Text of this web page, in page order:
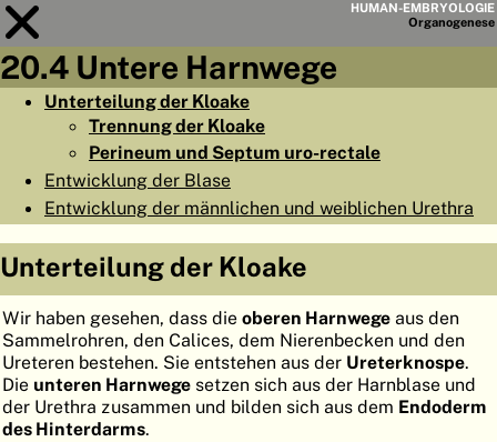
HUMAN-EMBRYOLOGIE
Organogenese
Modul20
ABSTRAKT
HOME
20.4 Untere Harnwege
Unterteilung der Kloake
Trennung der Kloake
Perineum und Septum uro-rectale
Entwicklung der Blase
Entwicklung der männlichen und weiblichen Urethra
Unterteilung der Kloake
Wir haben gesehen, dass die oberen Harnwege aus den
Sammelrohren, den Calices, dem Nierenbecken und den
Ureteren bestehen. Sie entstehen aus der Ureterknospe.
Die unteren Harnwege setzen sich aus der Harnblase und
der Urethra zusammen und bilden sich aus dem Endoderm
des Hinterdarms.